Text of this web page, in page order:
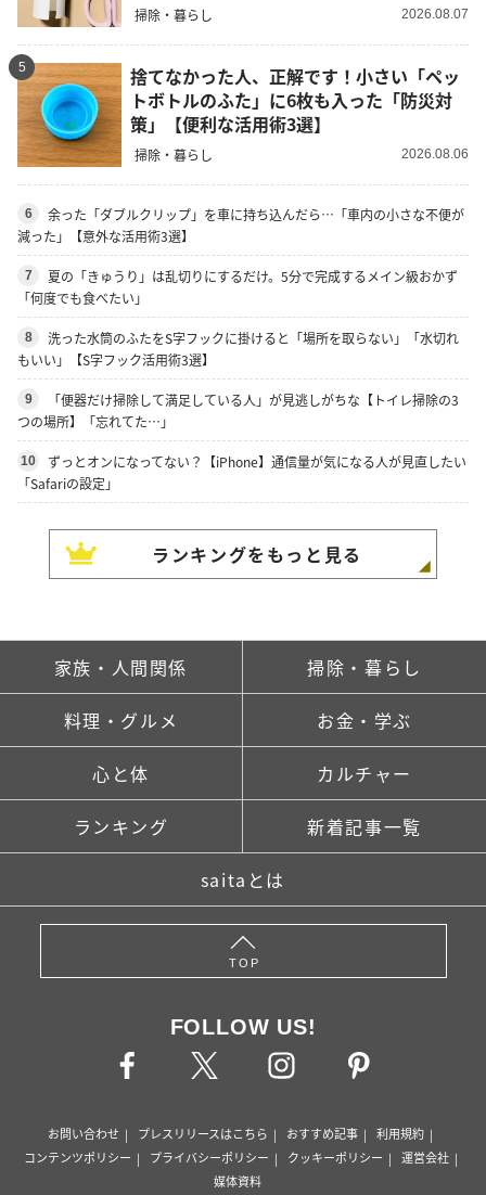
掃除・暮らし 2026.08.07
5
捨てなかった人、正解です！小さい「ペッ
トボトルのふた」に6枚も入った「防災対
策」【便利な活用術3選】
掃除・暮らし 2026.08.06
6
余った「ダブルクリップ」を車に持ち込んだら…「車内の小さな不便が
減った」【意外な活用術3選】
7
夏の「きゅうり」は乱切りにするだけ。5分で完成するメイン級おかず
「何度でも食べたい」
8
洗った水筒のふたをS字フックに掛けると「場所を取らない」「水切れ
もいい」【S字フック活用術3選】
9
「便器だけ掃除して満足している人」が見逃しがちな【トイレ掃除の3
つの場所】「忘れてた…」
10
ずっとオンになってない？【iPhone】通信量が気になる人が見直したい
「Safariの設定」
ランキングをもっと見る
家族・人間関係 掃除・暮らし
料理・グルメ お金・学ぶ
心と体 カルチャー
ランキング 新着記事一覧
saitaとは
TOP
FOLLOW US!
お問い合わせ プレスリリースはこちら おすすめ記事
利用規約
コンテンツポリシー
プライバシーポリシー クッキーポリシー
運営会社
媒体資料